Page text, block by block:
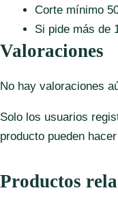
Corte mínimo
Si pide más de
Valoraciones
No hay valoraciones
Solo los usuarios
producto pueden
Productos